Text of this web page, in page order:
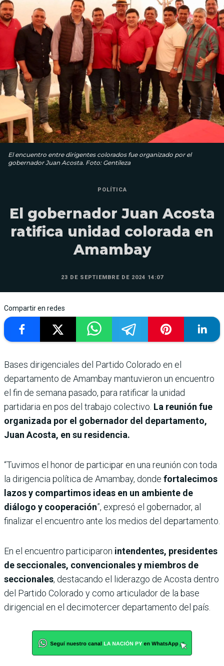
El encuentro entre dirigentes colorados fue organizado por el
gobernador Juan Acosta. Foto: Gentileza
POLÍTICA
El gobernador Juan Acosta
ratifica unidad colorada en
Amambay
23 DE SEPTIEMBRE DE 2024 14:07
Compartir en redes
Bases dirigenciales del Partido Colorado en el
departamento de Amambay mantuvieron un encuentro
el fin de semana pasado, para ratificar la unidad
partidaria en pos del trabajo colectivo. La reunión fue
organizada por el gobernador del departamento,
Juan Acosta, en su residencia.
“Tuvimos el honor de participar en una reunión con toda
la dirigencia política de Amambay, donde fortalecimos
lazos y compartimos ideas en un ambiente de
diálogo y cooperación”, expresó el gobernador, al
finalizar el encuentro ante los medios del departamento.
En el encuentro participaron intendentes, presidentes
de seccionales, convencionales y miembros de
seccionales, destacando el liderazgo de Acosta dentro
del Partido Colorado y como articulador de la base
dirigencial en el decimotercer departamento del país.